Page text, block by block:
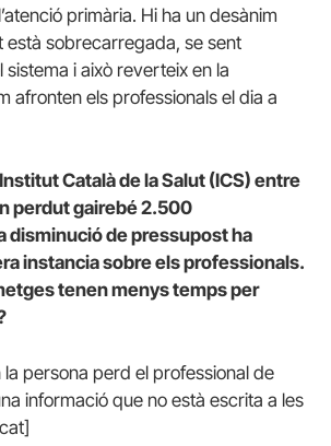
primària. Hi ha un desànim
està sobrecarregada, se sent
i això reverteix en la
afronten els professionals el dia a
Català de la Salut (ICS) entre
perdut gairebé 2.500
disminució de pressupost ha
instancia sobre els professionals.
tenen menys temps per
persona perd el professional de
informació que no està escrita a les